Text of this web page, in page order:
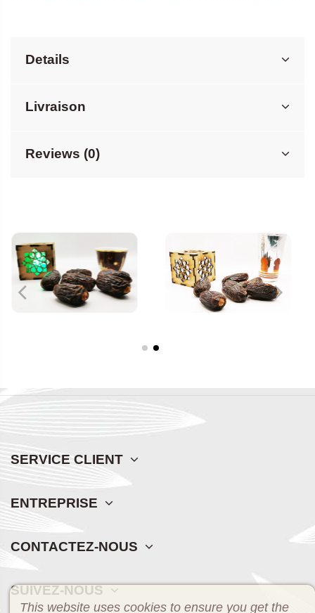
Details
Livraison
Reviews (0)
SERVICE CLIENT
ENTREPRISE
CONTACTEZ-NOUS
SUIVEZ-NOUS
This website uses cookies to ensure you get the